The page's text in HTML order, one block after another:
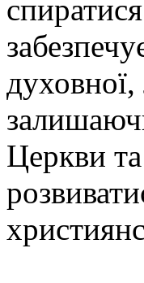
духовної,
Церкви